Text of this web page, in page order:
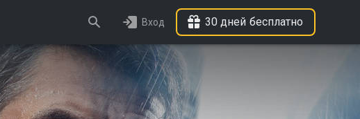
Вход 30 дней бесплатно